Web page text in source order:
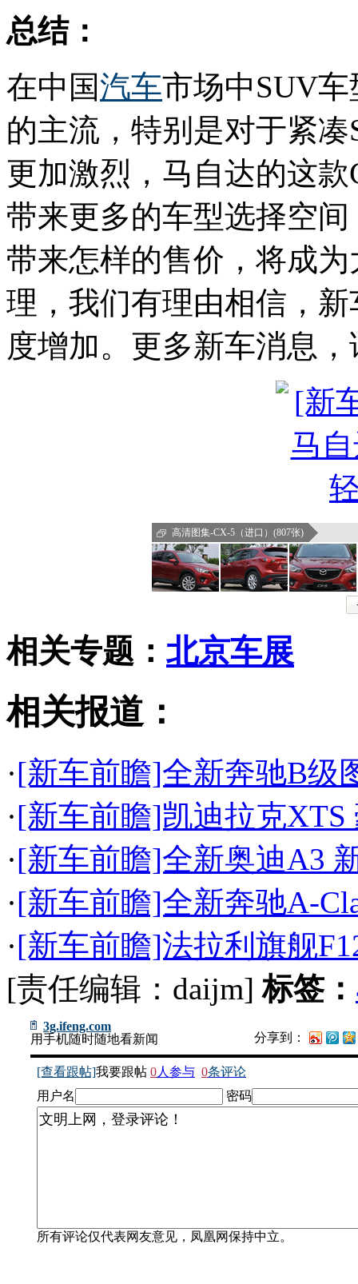
总结：
在中国汽车市场中SUV
的主流，特别是对于紧
更加激烈，马自达的这
带来更多的车型选择空
带来怎样的售价，将成
理，我们有理由相信，
度增加。更多新车消息
高清图集-CX-5（进口）(807张)
相关专题： 北京车展
相关报道：
·[新车前瞻]全新奔驰B级
·[新车前瞻]凯迪拉克XTS
·[新车前瞻]全新奥迪A3
·[新车前瞻]全新奔驰A-
·[新车前瞻]法拉利旗舰
[责任编辑：daijm]标签：
3g.ifeng.com
用手机随时随地看新闻
分享到：
[查看跟帖]我要跟帖 0人参与 0条评论
用户名
密码
所有评论仅代表网友意见，凤凰网保持中立。